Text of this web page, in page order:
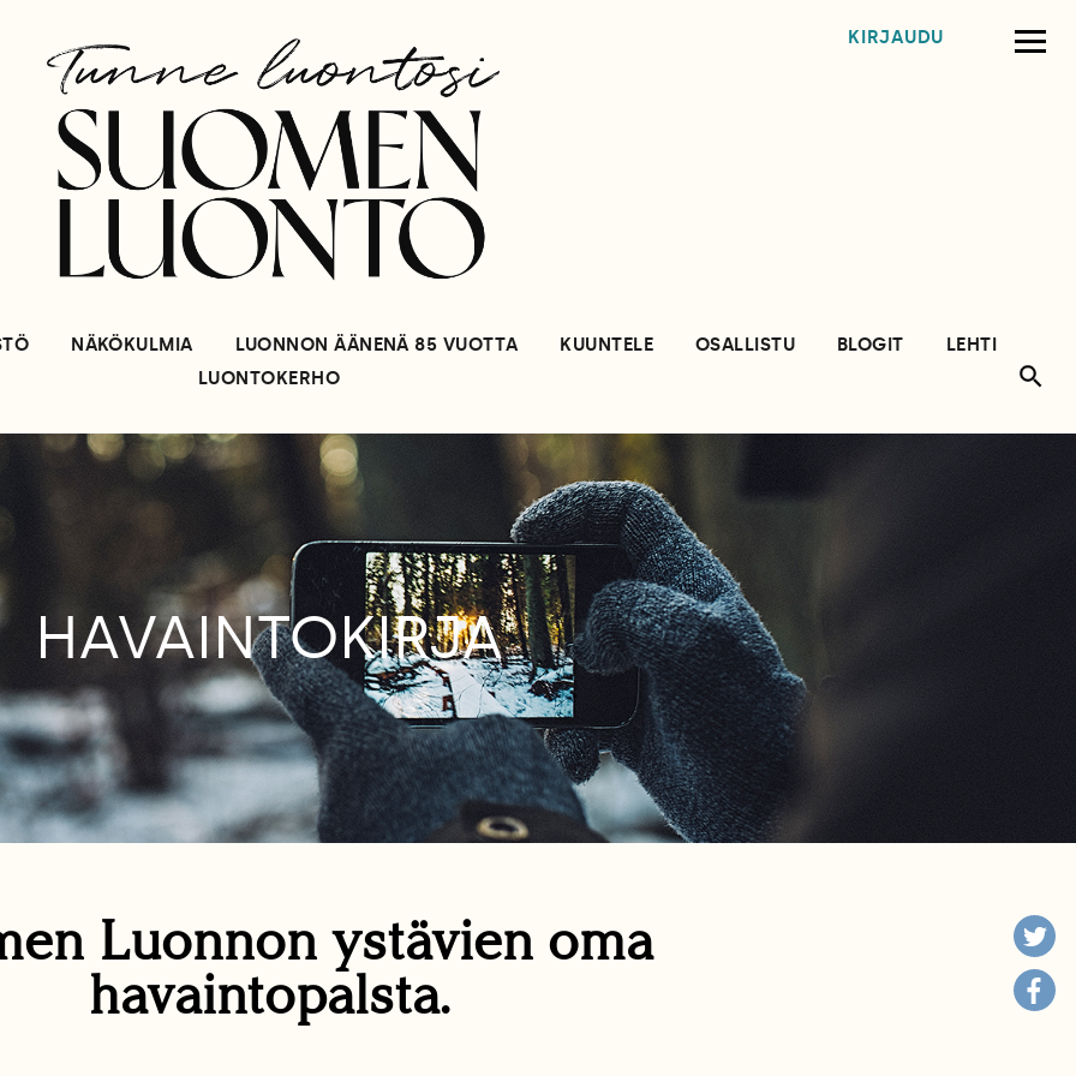
KIRJAUDU
NÄKÖKULMIA LUONNON ÄÄNENÄ 85 VUOTTA KUUNTELE OSALLISTU BLOGIT
LEHTI
LUONTOKERHO
HAVAINTOKIRJA
Luonnon ystävien oma
havaintopalsta.